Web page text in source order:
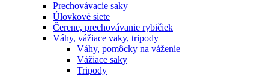
Prechovávacie saky
Úlovkové siete
Čerene, prechovávanie rybičiek
Váhy, vážiace vaky, tripody
Váhy, pomôcky na váženie
Vážiace saky
Tripody